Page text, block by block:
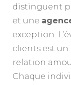
distinguent
et une
exception.
clients est un
relation
Chaque